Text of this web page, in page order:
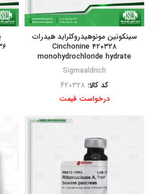
سینکونین مونوهیدروکلراید هیدرات
۴۲۰۳۲۸ Cinchonine
monohydrochloride hydrate
Sigmaaldrich
کد کالا: 420328
درخواست قیمت